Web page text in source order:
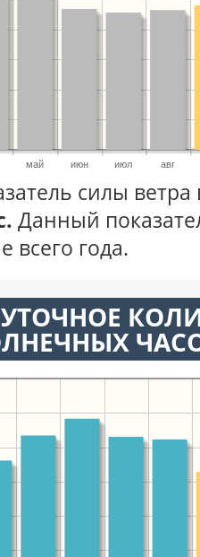
май июн июл авг
силы ветра
Данный
всего года.